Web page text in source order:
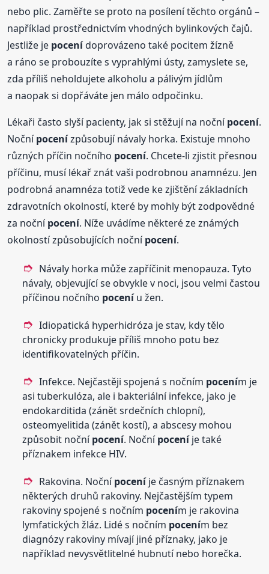
nebo plic. Zaměřte se proto na posílení těchto orgánů –
například prostřednictvím vhodných bylinkových čajů.
Jestliže je pocenídoprovázeno také pocitem žízně
a ráno se probouzíte s vyprahlými ústy, zamyslete se,
zda příliš neholdujete alkoholu a pálivým jídlům
a naopak si dopřáváte jen málo odpočinku.
Lékaři často slyší pacienty, jak si stěžují na nočnípocení.
Nočnípocenízpůsobují návaly horka. Existuje mnoho
různých příčin nočního pocení. Chcete-li zjistit přesnou
příčinu, musí lékař znát vaši podrobnou anamnézu. Jen
podrobná anamnéza totiž vede ke zjištění základních
zdravotních okolností, které by mohly být zodpovědné
za nočnípocení. Níže uvádíme některé ze známých
okolností způsobujících nočnípocení.
Návaly horka může zapříčinit menopauza. Tyto
návaly, objevující se obvykle v noci, jsou velmi častou
příčinou nočního poceníu žen.
Idiopatická hyperhidróza je stav, kdy tělo
chronicky produkuje příliš mnoho potu bez
identifikovatelných příčin.
Infekce. Nejčastěji spojená s nočním pocením je
asi tuberkulóza, ale i bakteriální infekce, jako je
endokarditida (zánět srdečních chlopní),
osteomyelitida (zánět kostí), a abscesy mohou
způsobit nočnípocení. Nočnípoceníje také
příznakem infekce HIV.
Rakovina. Nočnípoceníje časným příznakem
některých druhů rakoviny. Nejčastějším typem
rakoviny spojené s nočním pocením je rakovina
lymfatických žláz. Lidé s nočním pocením bez
diagnózy rakoviny mívají jiné příznaky, jako je
například nevysvětlitelné hubnutí nebo horečka.